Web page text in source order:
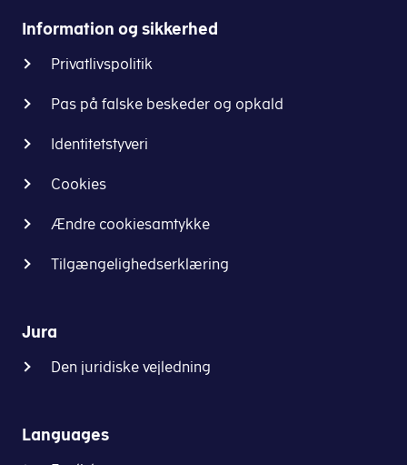
Information og sikkerhed
Privatlivspolitik
Pas på falske beskeder og opkald
Identitetstyveri
Cookies
Ændre cookiesamtykke
Tilgængelighedserklæring
Jura
Den juridiske vejledning
Languages